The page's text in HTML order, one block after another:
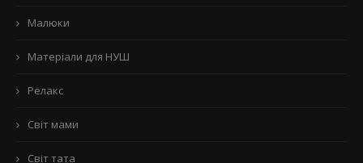
Малюки
Матеріали для НУШ
Релакс
Світ мами
Світ тата